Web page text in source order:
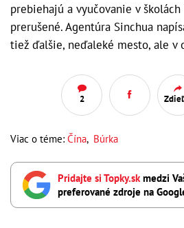
prebiehajú a vyučovanie v
prerušené. Agentúra Sinchua
tiež ďalšie, neďaleké mesto, ale v
2
Viac o téme: Čína, Búrka
Pridajte si Topky.sk medzi
preferované zdroje na